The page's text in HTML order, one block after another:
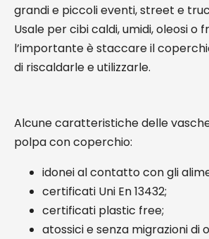
grandi e piccoli eventi, street e
Usale per cibi caldi, umidi, oleosi o
l’importante è staccare il
di riscaldarle e utilizzarle.
Alcune caratteristiche delle
polpa con coperchio:
idonei al contatto con gli
certificati Uni En 13432;
certificati plastic free;
atossici e senza migrazioni di